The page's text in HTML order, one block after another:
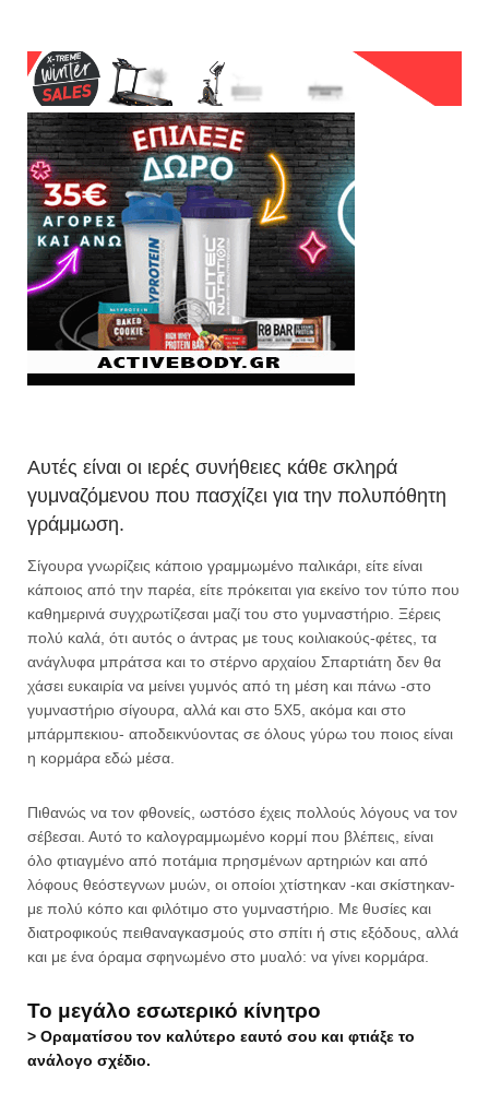
Αυτές είναι οι ιερές συνήθειες κάθε σκληρά
γυμναζόμενου που πασχίζει για την πολυπόθητη
γράμμωση.
Σίγουρα γνωρίζεις κάποιο γραμμωμένο παλικάρι, είτε είναι
κάποιος από την παρέα, είτε πρόκειται για εκείνο τον τύπο που
καθημερινά συγχρωτίζεσαι μαζί του στο γυμναστήριο. Ξέρεις
πολύ καλά, ότι αυτός ο άντρας με τους κοιλιακούς-φέτες, τα
ανάγλυφα μπράτσα και το στέρνο αρχαίου Σπαρτιάτη δεν θα
χάσει ευκαιρία να μείνει γυμνός από τη μέση και πάνω -στο
γυμναστήριο σίγουρα, αλλά και στο 5Χ5, ακόμα και στο
μπάρμπεκιου- αποδεικνύοντας σε όλους γύρω του ποιος είναι
η κορμάρα εδώ μέσα.
Πιθανώς να τον φθονείς, ωστόσο έχεις πολλούς λόγους να τον
σέβεσαι. Αυτό το καλογραμμωμένο κορμί που βλέπεις, είναι
όλο φτιαγμένο από ποτάμια πρησμένων αρτηριών και από
λόφους θεόστεγνων μυών, οι οποίοι χτίστηκαν -και σκίστηκαν-
με πολύ κόπο και φιλότιμο στο γυμναστήριο. Με θυσίες και
διατροφικούς πειθαναγκασμούς στο σπίτι ή στις εξόδους, αλλά
και με ένα όραμα σφηνωμένο στο μυαλό: να γίνει κορμάρα.
Το μεγάλο εσωτερικό κίνητρο
> Οραματίσου τον καλύτερο εαυτό σου και φτιάξε το
ανάλογο σχέδιο.